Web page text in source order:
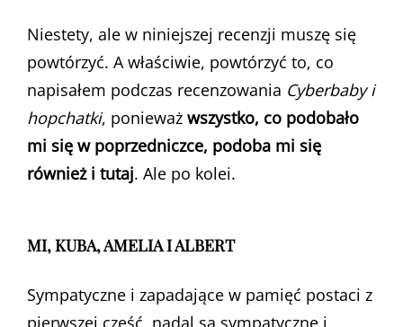
Niestety, ale w niniejszej recenzji muszę się
powtórzyć. A właściwie, powtórzyć to, co
napisałem podczas recenzowania Cyberbaby i
hopchatki, ponieważ wszystko, co podobało
mi się w poprzedniczce, podoba mi się
również i tutaj. Ale po kolei.
MI, KUBA, AMELIA I ALBERT
Sympatyczne i zapadające w pamięć postaci z
pierwszej część, nadal są sympatyczne i